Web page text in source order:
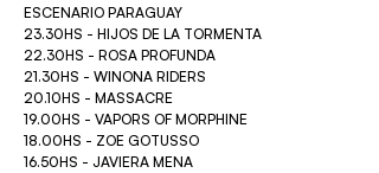
ESCENARIO PARAGUAY
23.30HS - HIJOS DE LA TORMENTA
22.30HS - ROSA PROFUNDA
21.30HS - WINONA RIDERS
20.10HS - MASSACRE
19.00HS - VAPORS OF MORPHINE
18.00HS - ZOE GOTUSSO
16.50HS - JAVIERA MENA